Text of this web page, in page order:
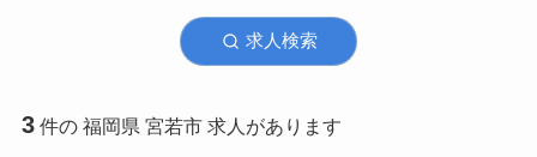
求人検索
3件の 福岡県 宮若市 求人があります